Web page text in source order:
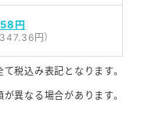
円
円）
税込み表記となります。
異なる場合があります。